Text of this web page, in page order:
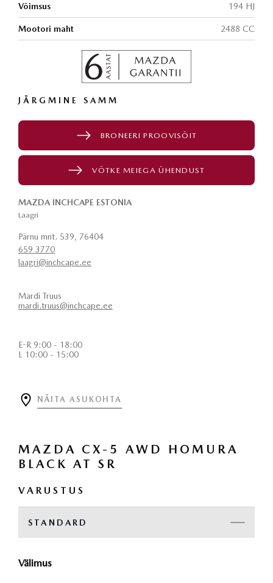
MAZDA CX-5 AWD HOMURA
BLACK AT SR
VARUSTUS
STANDARD
Välimus
Võimsus 194 HJ
Mootori maht 2488 CC
JÄRGMINE SAMM
BRONEERI PROOVISÕIT
VÕTKE MEIEGA ÜHENDUST
MAZDA INCHCAPE ESTONIA
Laagri
Pärnu mnt. 539, 76404
659 3770
laagri@inchcape.ee
Mardi Truus
mardi.truus@inchcape.ee
E-R 9:00 - 18:00
L 10:00 - 15:00
NÄITA ASUKOHTA